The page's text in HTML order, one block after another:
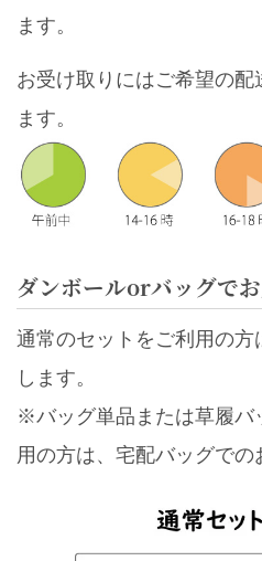
ます。
お受け取りにはご希望の
ます。
ダンボールorバッグでお
通常のセットをご利用の
します。
※バッグ単品または草履バ
用の方は、宅配バッグでの